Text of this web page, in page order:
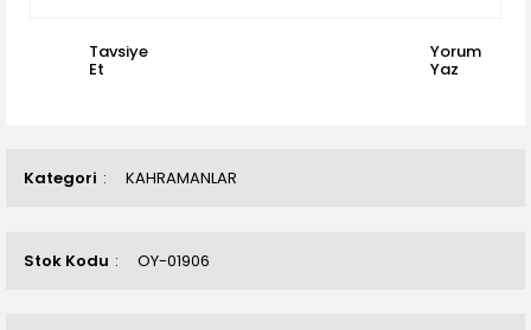
Kategori KAHRAMANLAR
Stok Kodu OY-01906
Tavsiye
Et
Yorum
Yaz